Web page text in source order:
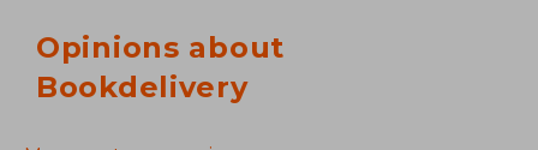
Opinions about
Bookdelivery